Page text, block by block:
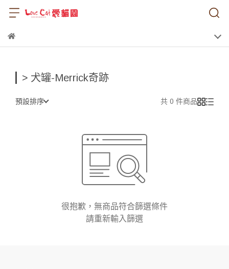
> 犬罐-Merrick奇跡
預設排序 共 0 件商品
很抱歉，無商品符合篩選條件
請重新輸入篩選